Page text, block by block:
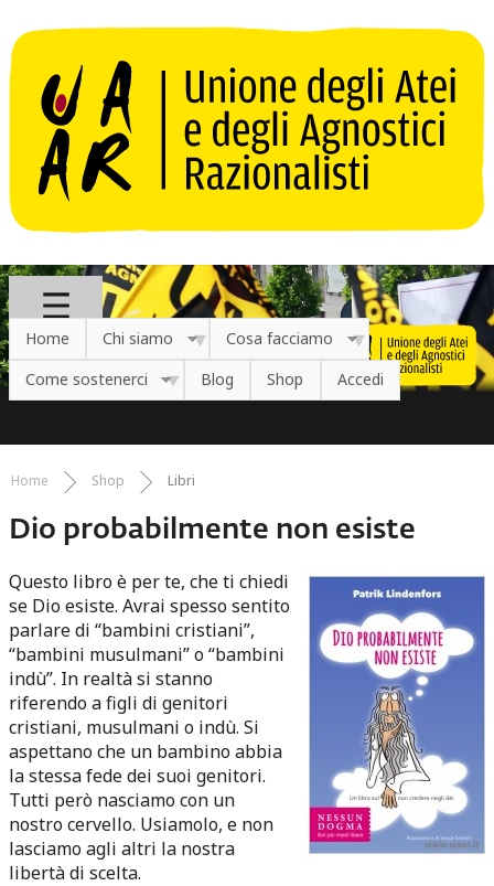
Home Chi siamo
Cosa facciamo
Come sostenerci
Blog Shop Accedi
Tu sei qui
Home Shop Libri
Dio probabilmente non esiste
Questo libro è per te, che ti chiedi
se Dio esiste. Avrai spesso sentito
parlare di “bambini cristiani”,
“bambini musulmani” o “bambini
indù”. In realtà si stanno
riferendo a figli di genitori
cristiani, musulmani o indù. Si
aspettano che un bambino abbia
la stessa fede dei suoi genitori.
Tutti però nasciamo con un
nostro cervello. Usiamolo, e non
lasciamo agli altri la nostra
libertà di scelta.